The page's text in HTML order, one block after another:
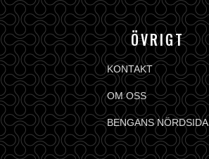
ÖVRIGT
KONTAKT
OM OSS
BENGANS NÖRDSIDA